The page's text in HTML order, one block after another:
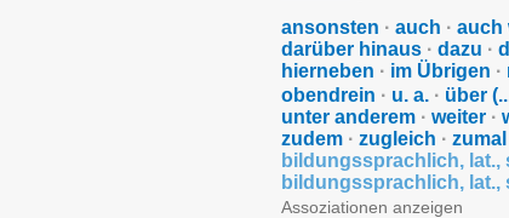
ansonsten · auch · auch
darüber hinaus · dazu ·
hierneben · im Übrigen ·
obendrein · u. a. · über
unter anderem · weiter ·
zudem · zugleich · zumal
bildungssprachlich, lat.,
bildungssprachlich, lat.,
Assoziationen anzeigen